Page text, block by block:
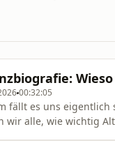
00:32:05
fällt es uns eigentlich
wir alle, wie wichtig